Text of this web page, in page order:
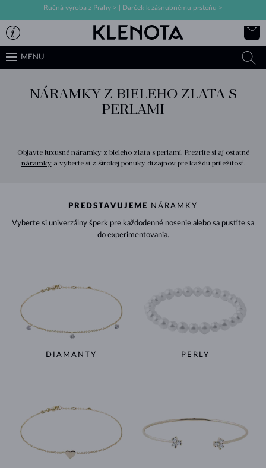
Ručná výroba z Prahy > Darček k zásnubnému prsteňu >
MENU
NÁRAMKY Z BIELEHO ZLATA S
PERLAMI
Objavte luxusné náramky z bieleho zlata s perlami. Prezrite si aj ostatné
náramky a vyberte si z širokej ponuky dizajnov pre každú príležitosť.
PREDSTAVUJEME NÁRAMKY
Vyberte si univerzálny šperk pre každodenné nosenie alebo sa pustite sa
do experimentovania.
DIAMANTY PERLY